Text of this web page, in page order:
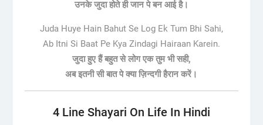
उनके जुदा होते ही जान पे बन आई है।
Juda Huye Hain Bahut Se Log Ek Tum Bhi Sahi,
Ab Itni Si Baat Pe Kya Zindagi Hairaan Karein.
जुदा हुए हैं बहुत से लोग एक तुम भी सही,
अब इतनी सी बात पे क्या ज़िन्दगी हैरान करें।
4 Line Shayari On Life In Hindi